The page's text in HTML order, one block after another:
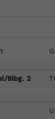
Blbg. 2